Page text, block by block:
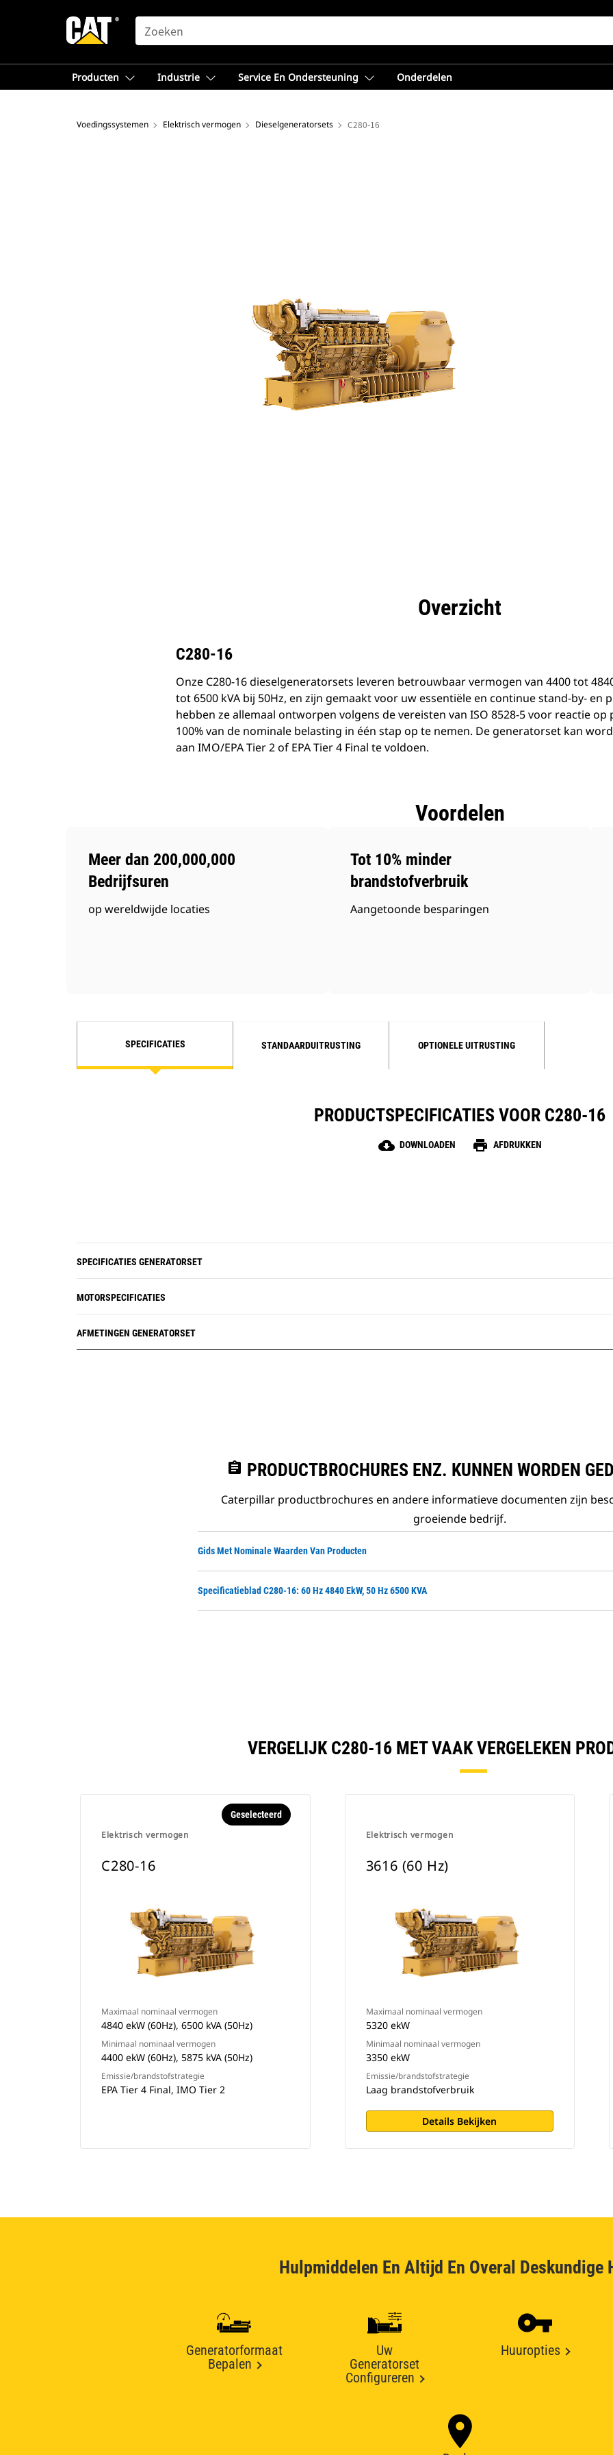
SEARCH
Producten Industrie Service En Ondersteuning Onderdelen
Voedingssystemen Elektrisch vermogen Dieselgeneratorsets C280-16
Overzicht
C280-16
Onze C280-16 dieselgeneratorsets leveren betrouwbaar vermogen van 4400 tot
tot 6500 kVA bij 50Hz, en zijn gemaakt voor uw essentiële en continue stand-by- en
hebben ze allemaal ontworpen volgens de vereisten van ISO 8528-5 voor reactie op
100% van de nominale belasting in één stap op te nemen. De generatorset kan
aan IMO/EPA Tier 2 of EPA Tier 4 Final te voldoen.
Voordelen
Meer dan 200,000,000
Bedrijfsuren
op wereldwijde locaties
Tot 10% minder
brandstofverbruik
Aangetoonde besparingen
SPECIFICATIES STANDAARDUITRUSTING OPTIONELE UITRUSTING
PRODUCTSPECIFICATIES VOOR C280-16
cloud_download DOWNLOADEN print AFDRUKKEN
SPECIFICATIES GENERATORSET
MOTORSPECIFICATIES
AFMETINGEN GENERATORSET
assignment PRODUCTBROCHURES ENZ. KUNNEN WORDEN
Caterpillar productbrochures en andere informatieve documenten zijn
groeiende bedrijf.
Gids Met Nominale Waarden Van Producten
Specificatieblad C280-16: 60 Hz 4840 EkW, 50 Hz 6500 KVA
VERGELIJK C280-16 MET VAAK VERGELEKEN
Elektrisch vermogen
Geselecteerd
C280-16
Maximaal nominaal vermogen
4840 ekW (60Hz), 6500 kVA (50Hz)
Minimaal nominaal vermogen
4400 ekW (60Hz), 5875 kVA (50Hz)
Emissie/brandstofstrategie
EPA Tier 4 Final, IMO Tier 2
Elektrisch vermogen
3616 (60 Hz)
Maximaal nominaal vermogen
5320 ekW
Minimaal nominaal vermogen
3350 ekW
Emissie/brandstofstrategie
Laag brandstofverbruik
Details Bekijken
Hulpmiddelen En Altijd En Overal Deskundige
Generatorformaat
Bepalen
Uw
Generatorset
Configureren
Huuropties